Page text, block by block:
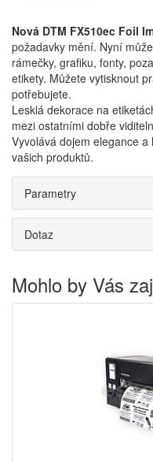
Nová DTM FX510ec Foil
požadavky mění. Nyní
rámečky, grafiku, fonty,
etikety. Můžete vytisknout
potřebujete.
Lesklá dekorace na
mezi ostatními dobře
Vyvolává dojem elegance
vašich produktů.
Parametry
Dotaz
Mohlo by Vás